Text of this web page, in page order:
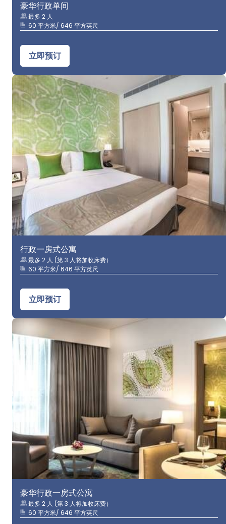
豪华行政单间
最多 2 人
60 平方米/ 646 平方英尺
立即预订
行政一房式公寓
最多 2 人 (第 3 人将加收床费）
60 平方米/ 646 平方英尺
立即预订
豪华行政一房式公寓
最多 2 人 (第 3 人将加收床费）
60 平方米/ 646 平方英尺